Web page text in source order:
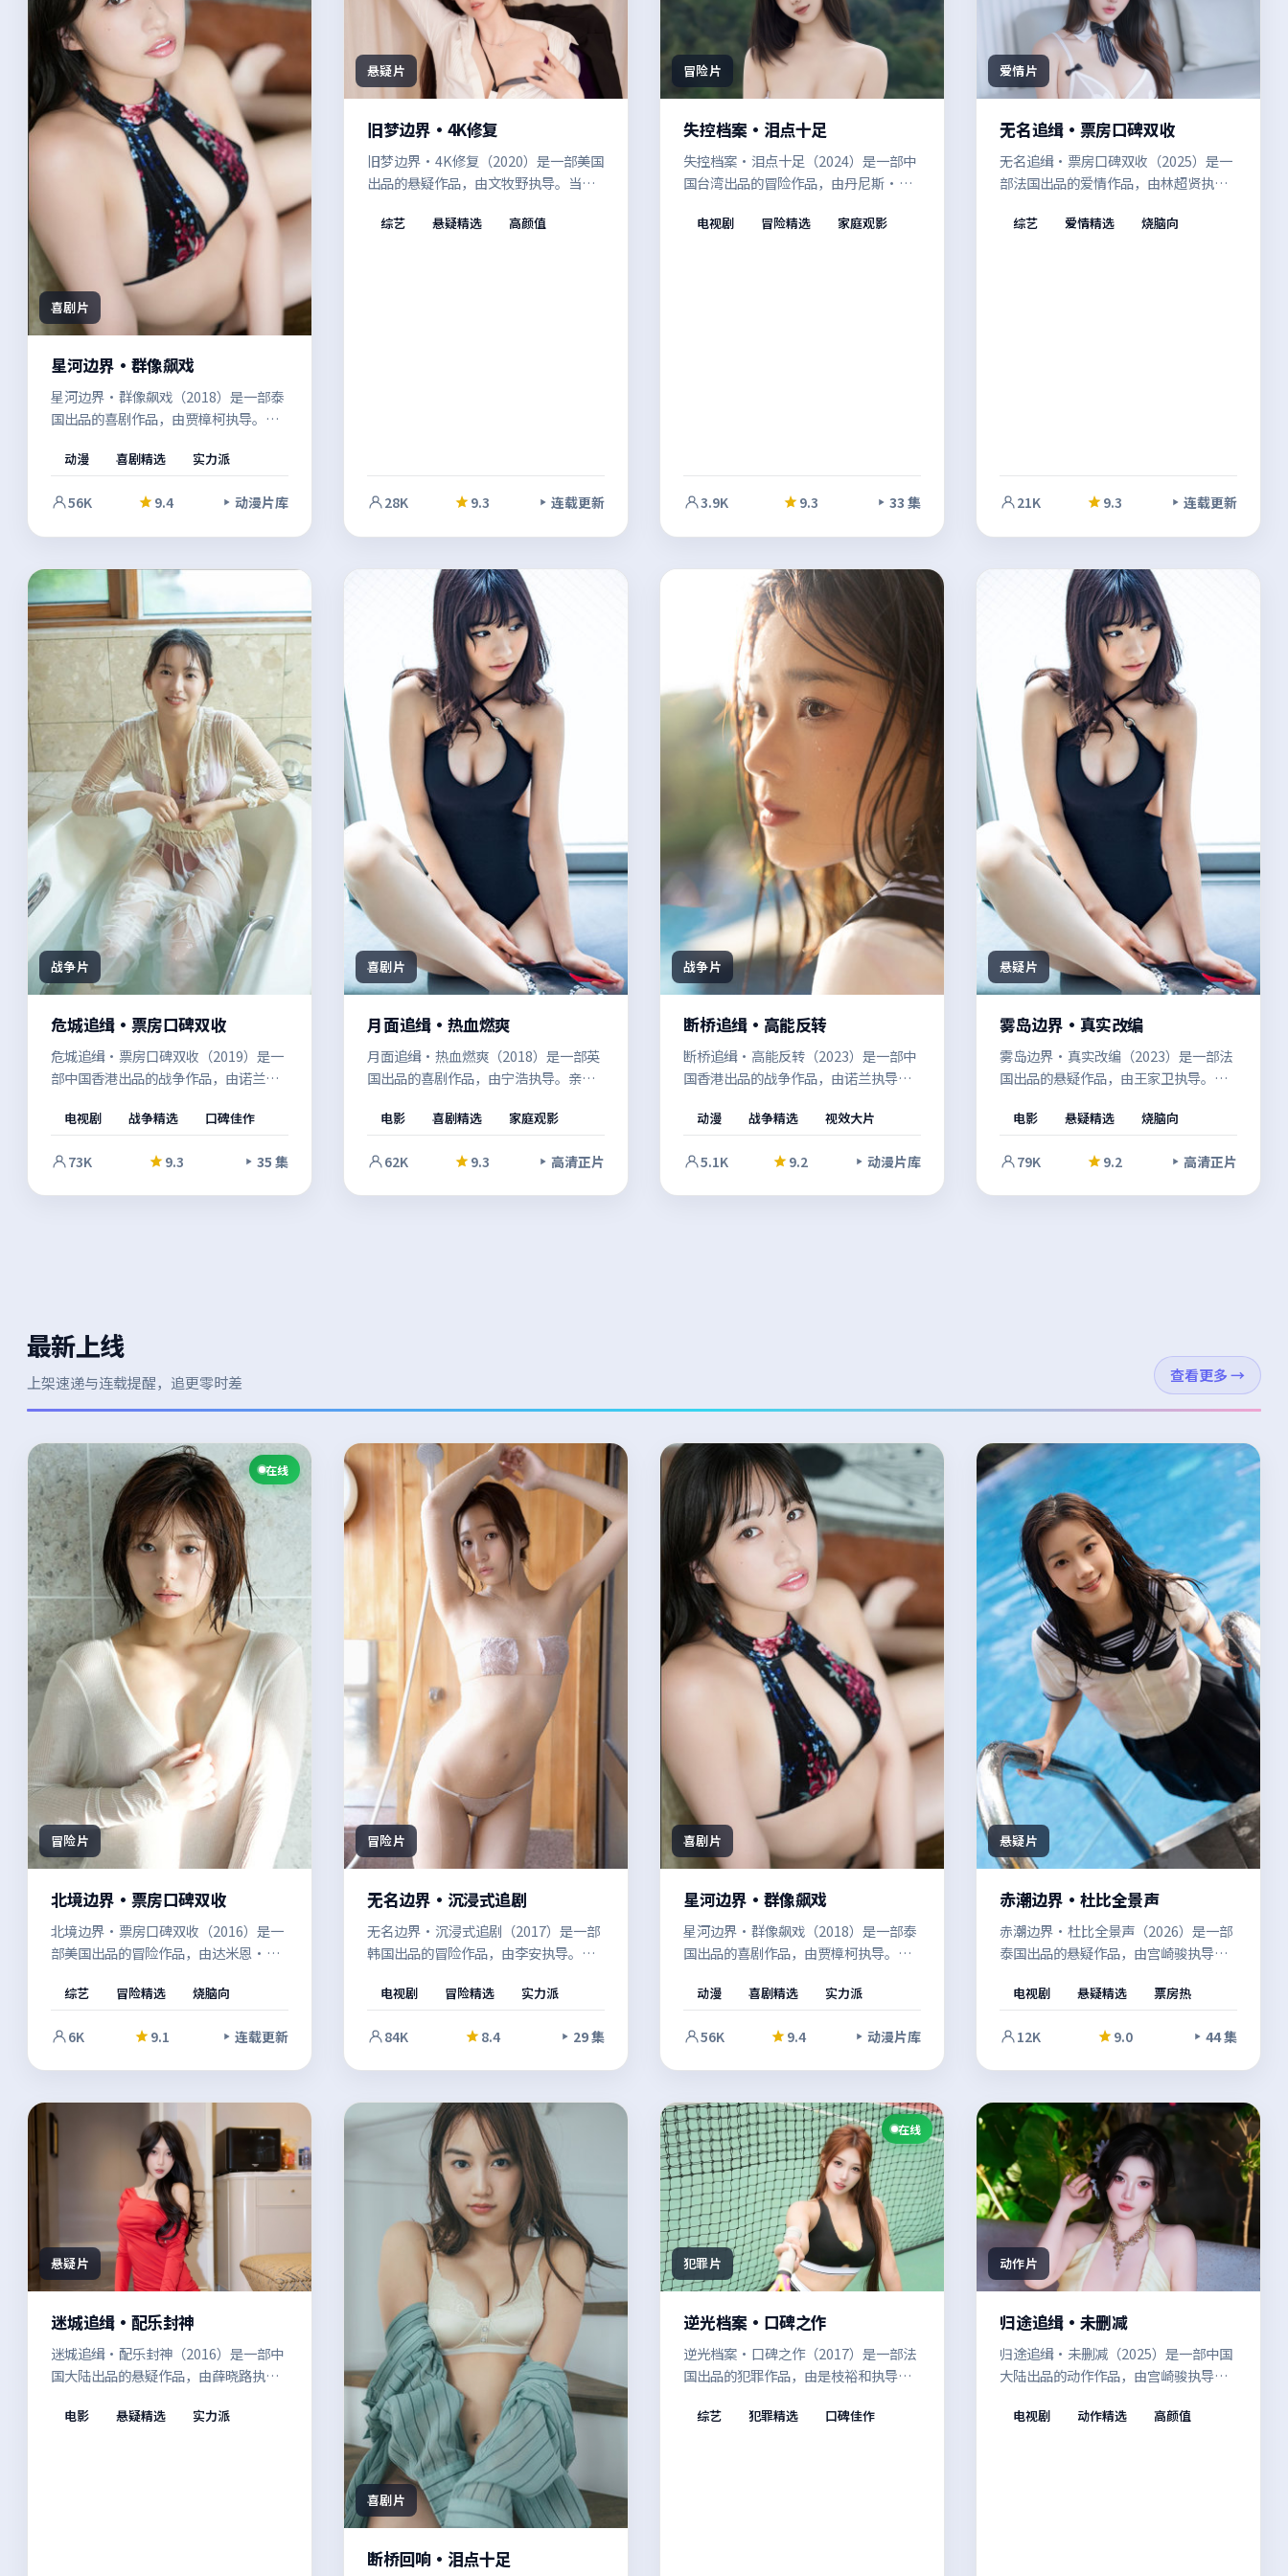
喜剧片
星河边界·群像飙戏
星河边界·群像飙戏（2018）是一部泰
国出品的喜剧作品，由贾樟柯执导。两
力不断升级，推动故事走向意料之外的
细节埋伏笔。
动漫 喜剧精选 实力派
56K 9.4 动漫片库
悬疑片
旧梦边界·4K修复
旧梦边界·4K修复（2020）是一部美国
出品的悬疑作品，由文牧野执导。当真
探讨的是信任、救赎与自我认同。既有
综艺 悬疑精选 高颜值
28K 9.3 连载更新
冒险片
失控档案·泪点十足
失控档案·泪点十足（2024）是一部中
国台湾出品的冒险作品，由丹尼斯·维
开，镜头语言克制而富有张力，情绪在
电视剧 冒险精选 家庭观影
3.9K 9.3 33 集
爱情片
无名追缉·票房口碑双收
无名追缉·票房口碑双收（2025）是一
部法国出品的爱情作品，由林超贤执
与戏剧冲突兼顾，让观众在共情中思考
综艺 爱情精选 烧脑向
21K 9.3 连载更新
战争片
危城追缉·票房口碑双收
危城追缉·票房口碑双收（2019）是一
部中国香港出品的战争作品，由诺兰执
元素与人文关怀并重，既有爽感也留有
地。
电视剧 战争精选 口碑佳作
73K 9.3 35 集
喜剧片
月面追缉·热血燃爽
月面追缉·热血燃爽（2018）是一部英
国出品的喜剧作品，由宁浩执导。亲情
索并行推进，最终在令人屏息的高潮中
完。
电影 喜剧精选 家庭观影
62K 9.3 高清正片
战争片
断桥追缉·高能反转
断桥追缉·高能反转（2023）是一部中
国香港出品的战争作品，由诺兰执导。
实质感与戏剧冲突兼顾，让观众在共情
品味的细节埋伏笔。
动漫 战争精选 视效大片
5.1K 9.2 动漫片库
悬疑片
雾岛边界·真实改编
雾岛边界·真实改编（2023）是一部法
国出品的悬疑作品，由王家卫执导。两
推进，最终在令人屏息的高潮中收束。
电影 悬疑精选 烧脑向
79K 9.2 高清正片
最新上线
上架速递与连载提醒，追更零时差 查看更多→
冒险片
在线
北境边界·票房口碑双收
北境边界·票房口碑双收（2016）是一
部美国出品的冒险作品，由达米恩·查
汇处，镜头语言克制而富有张力，情绪
体完成度较高。
综艺 冒险精选 烧脑向
6K 9.1 连载更新
冒险片
无名边界·沉浸式追剧
无名边界·沉浸式追剧（2017）是一部
韩国出品的冒险作品，由李安执导。多
与现实之间切换，拼贴出完整的人性图
表达的空间。
电视剧 冒险精选 实力派
84K 8.4 29 集
喜剧片
星河边界·群像飙戏
星河边界·群像飙戏（2018）是一部泰
国出品的喜剧作品，由贾樟柯执导。两
力不断升级，推动故事走向意料之外的
细节埋伏笔。
动漫 喜剧精选 实力派
56K 9.4 动漫片库
悬疑片
赤潮边界·杜比全景声
赤潮边界·杜比全景声（2026）是一部
泰国出品的悬疑作品，由宫崎骏执导。
力不断升级，推动故事走向意料之外的
地。
电视剧 悬疑精选 票房热
12K 9.0 44 集
悬疑片
迷城追缉·配乐封神
迷城追缉·配乐封神（2016）是一部中
国大陆出品的悬疑作品，由薛晓路执
群像之间的张力不断升级，推动故事走
电影 悬疑精选 实力派
喜剧片
断桥回响·泪点十足
犯罪片
在线
逆光档案·口碑之作
逆光档案·口碑之作（2017）是一部法
国出品的犯罪作品，由是枝裕和执导。
常，在悬疑外壳之下，探讨的是信任、
综艺 犯罪精选 口碑佳作
动作片
归途追缉·未删减
归途追缉·未删减（2025）是一部中国
大陆出品的动作作品，由宫崎骏执导。
在道德与生存之间做出艰难抉择。适合
电视剧 动作精选 高颜值